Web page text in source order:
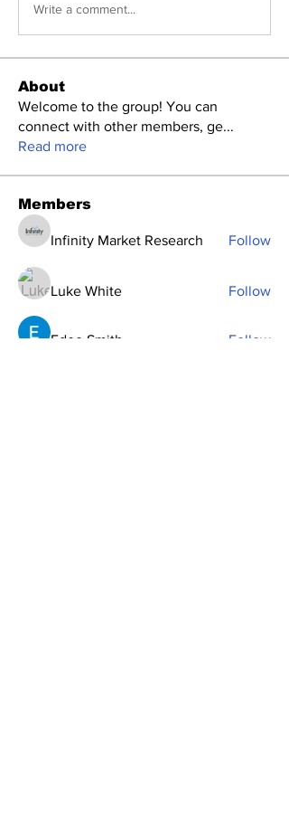
Write a comment...
About
Welcome to the group! You can
connect with other members, ge...
Read more
Members
Infinity Market Research Follow
Luke White Follow
Edee Smith Follow